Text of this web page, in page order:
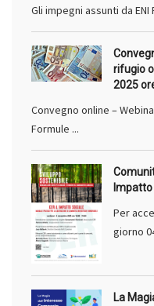
Gli impegni assunti da
rifugio
2025
Convegno online –
Formule ...
Per
giorno
La